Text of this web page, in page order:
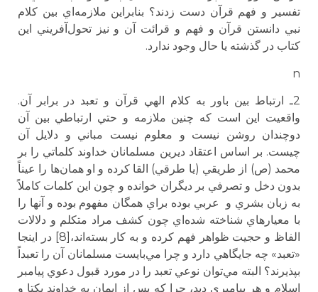
تفسير و فهم قرآن دست زدند؟ بنابراين ملازمه‌اي بين كلام
نبي دانستن قرآن و فهم و قرائت آن و نيز تحول‌آفريني اين
كتاب در گذشته يا حال وجود ندارد.
n
2ـ ارتباط بين باور به كلام الهي قرآن و تعبد در برابر آن.
واقعيت اين است كه چنين ملازمه‌ و حتي ارتباطي بين آن
دوچندان روشن نيست و معلوم نيست مباني و دلايل آن
چيست. بر اساس اعتقاد ديرين مسلمانان خداوند كلماتي را بر
محمد (ص) از طريقي (يا طرقي) القا كرده و او همان‌ها را عيناً
بدون دخل و تصرفي بر ديگران خوانده و چون اين كلمات كاملاً
به زبان بشري و عربي بوده براي همگان مفهوم بوده و آنها را
با معيارهاي شناخته شده‌اي چون كشف مراد متكلم و دلالات
الفاظ و حجيت ظواهر فهم كرده و به كار بسته‌اند،[8] در اينجا
«تعبد» چه جايگاهي دارد و چرا مي‌بايست مسلمانان آن را تعبداً
بپذيرند؟ البته مي‌توان نوعي تعبد را در مورد قبول دعوي پيامبر
اسلام و هر پيامبري ديد، چرا كه پس از ايمان به خداوند يكتا و